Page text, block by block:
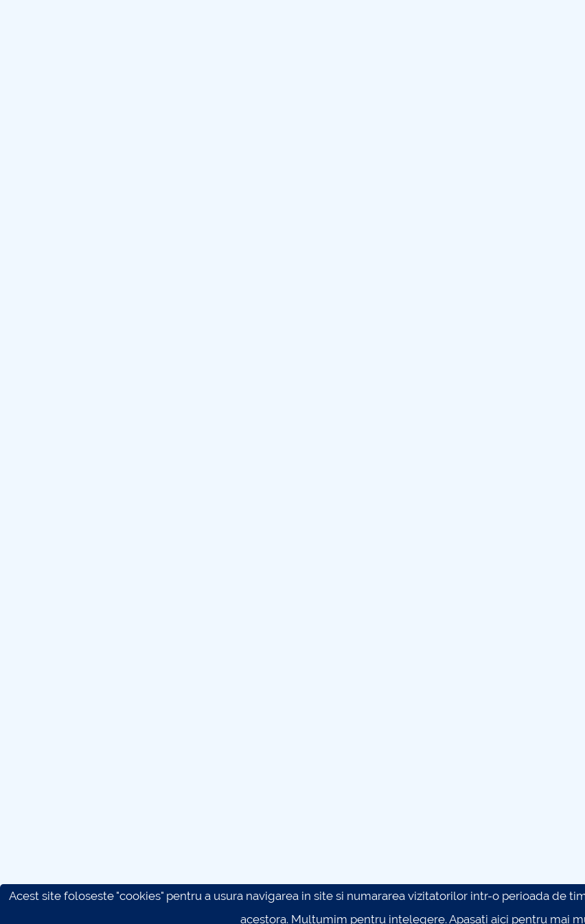
Acest site foloseste "cookies" pentru a usura navigarea in site si numararea vizitatorilor intr-o perioada de
acestora. Multumim pentru intelegere.Apasati aici pentru mai